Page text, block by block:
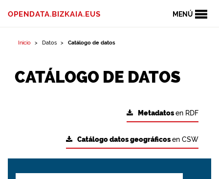
MENÚ
OPENDATA.BIZKAIA.EUS
Inicio Datos Catálogo de datos
CATÁLOGO DE DATOS
Metadatosen RDF
Catálogo datos geográficosen CSW